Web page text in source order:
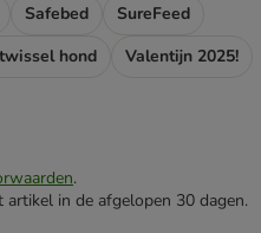
Safebed
SureFeed
hond
Valentijn 2025!
.
in de afgelopen 30 dagen.